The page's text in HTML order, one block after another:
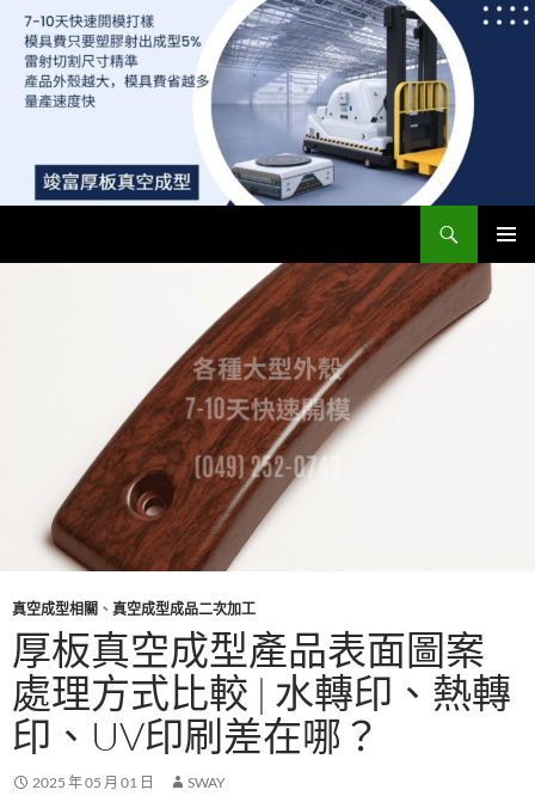
竣富厚板真空成型廠 – 最便宜模具費，5-7天快速開模 | 專業真空成型板材與ABS、PC真空成型
主要選單
真空成型相關 、 真空成型成品二次加工
厚板真空成型產品表面圖案
處理方式比較 | 水轉印、熱轉
印、UV印刷差在哪？
2025 年 05 月 01 日 SWAY